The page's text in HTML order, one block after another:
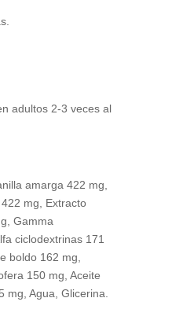
adultos 2-3 veces al
amarga 422 mg,
mg, Extracto
Gamma
ciclodextrinas 171
boldo 162 mg,
150 mg, Aceite
mg, Agua, Glicerina.